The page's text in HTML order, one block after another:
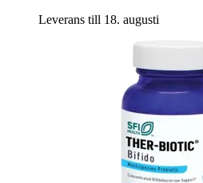
Leverans till 18. augusti